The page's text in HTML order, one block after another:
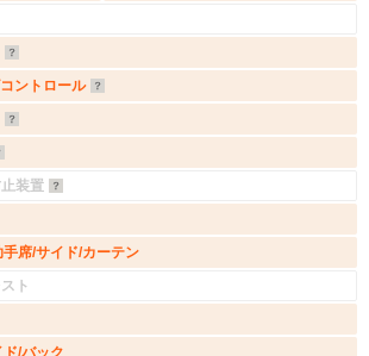
ントロール
装置
席/サイド/カーテン
ト
/バック